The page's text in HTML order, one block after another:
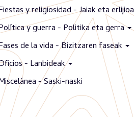
y religiosidad - Jaiak eta erlijioa
y guerra - Politika eta gerra
de la vida - Bizitzaren faseak
- Lanbideak
- Saski-naski